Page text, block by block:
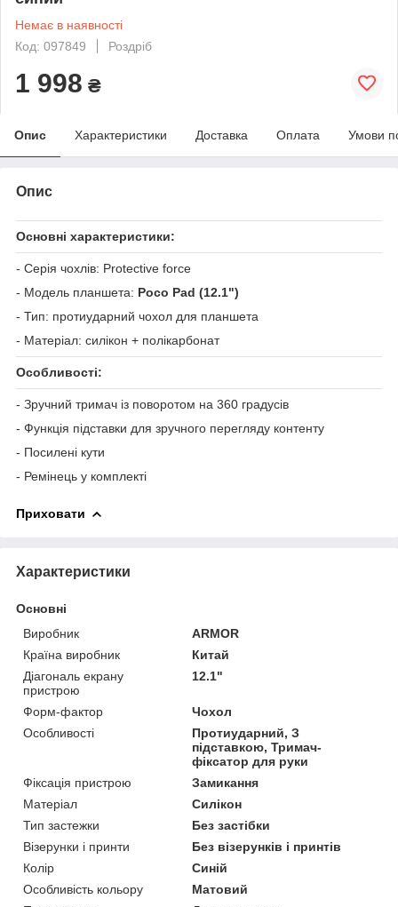
Немає в наявності
Код: 097849
Роздріб
1 998 ₴
Опис Характеристики Доставка Оплата Умови
Опис
Основні характеристики:
- Серія чохлів: Protective force
- Модель планшета: Poco Pad (12.1")
- Тип: протиударний чохол для планшета
- Матеріал: силікон + полікарбонат
Особливості:
- Зручний тримач із поворотом на 360 градусів
- Функція підставки для зручного перегляду контенту
- Посилені кути
- Ремінець у комплекті
Приховати
Характеристики
Основні
Виробник
ARMOR
Країна виробник
Китай
Діагональ екрану
пристрою
12.1"
Форм-фактор
Чохол
Особливості
Протиударний, З
підставкою, Тримач-
фіксатор для руки
Фіксація пристрою
Замикання
Матеріал
Силікон
Тип застежки
Без застібки
Візерунки і принти
Без візерунків і принтів
Колір
Синій
Особливість кольору
Матовий